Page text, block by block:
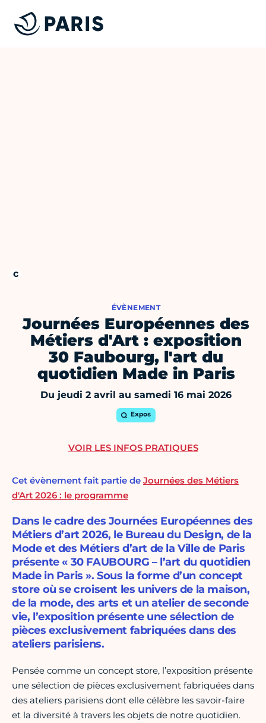
ÉVÈNEMENT
Journées Européennes des
Métiers d'Art : exposition
30 Faubourg, l'art du
quotidien Made in Paris
Du jeudi 2 avril au samedi 16 mai 2026
Expos
Cet évènement fait partie de Journées des Métiers
d'Art 2026 : le programme
Dans le cadre des Journées Européennes des
Métiers d’art 2026, le Bureau du Design, de la
Mode et des Métiers d’art de la Ville de Paris
présente « 30 FAUBOURG – l’art du quotidien
Made in Paris ». Sous la forme d’un concept
store où se croisent les univers de la maison,
de la mode, des arts et un atelier de seconde
vie, l’exposition présente une sélection de
pièces exclusivement fabriquées dans des
ateliers parisiens.
Pensée comme un concept store, l’exposition présente
une sélection de pièces exclusivement fabriquées dans
des ateliers parisiens dont elle célèbre les savoir-faire
et la diversité à travers les objets de notre quotidien.
VOIR LES INFOS PRATIQUES